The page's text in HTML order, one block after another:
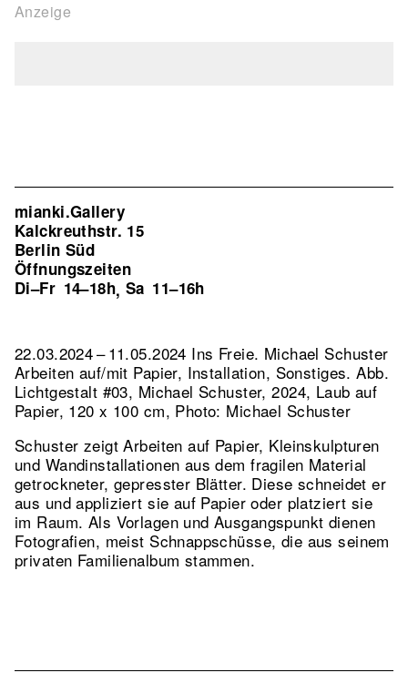
Anzeige
mianki.Gallery
Kalckreuthstr. 15
Berlin Süd
Öffnungszeiten
Di–Fr 14–18h, Sa 11–16h
22.03.2024 – 11.05.2024 Ins Freie. Michael Schuster
Arbeiten auf/mit Papier, Installation, Sonstiges.Abb.
Lichtgestalt #03, Michael Schuster, 2024, Laub auf
Papier, 120 x 100 cm, Photo: Michael Schuster
Schuster zeigt Arbeiten auf Papier, Kleinskulpturen
und Wandinstallationen aus dem fragilen Material
getrockneter, gepresster Blätter. Diese schneidet er
aus und appliziert sie auf Papier oder platziert sie
im Raum. Als Vorlagen und Ausgangspunkt dienen
Fotografien, meist Schnappschüsse, die aus seinem
privaten Familienalbum stammen.